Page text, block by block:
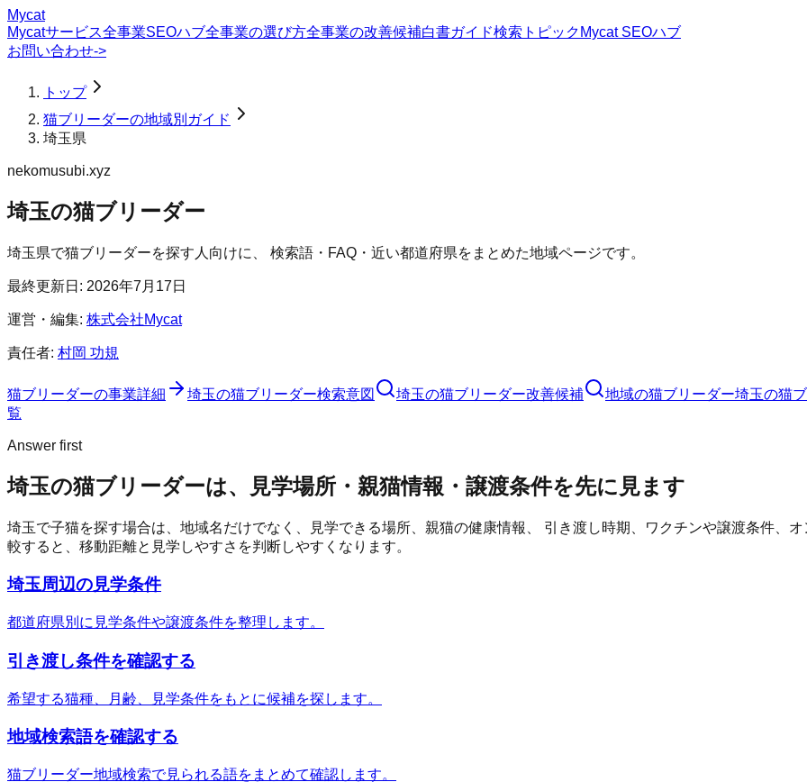
Mycat
Mycatサービス全事業SEOハブ全事業の選び方全事業の改善候補白書ガイド検索トピック Mycat SEOハブ
お問い合わせ->
トップ
猫ブリーダーの地域別ガイド
埼玉県
nekomusubi.xyz
埼玉の猫ブリーダー
埼玉県で猫ブリーダーを探す人向けに、 検索語・FAQ・近い都道府県をまとめた地域ページです。
最終更新日: 2026年7月17日
運営・編集: 株式会社Mycat
責任者: 村岡 功規
猫ブリーダーの事業詳細 埼玉の猫ブリーダー検索意図 埼玉の猫ブリーダー改善候補 地域の猫ブリーダー埼玉の猫
覧
Answer first
埼玉の猫ブリーダーは、見学場所・親猫情報・譲渡条件を先に見ます
埼玉で子猫を探す場合は、地域名だけでなく、見学できる場所、親猫の健康情報、 引き渡し時期、ワクチンや譲渡条件、
較すると、移動距離と見学しやすさを判断しやすくなります。
埼玉周辺の見学条件
都道府県別に見学条件や譲渡条件を整理します。
引き渡し条件を確認する
希望する猫種、月齢、見学条件をもとに候補を探します。
地域検索語を確認する
猫ブリーダー地域検索で見られる語をまとめて確認します。